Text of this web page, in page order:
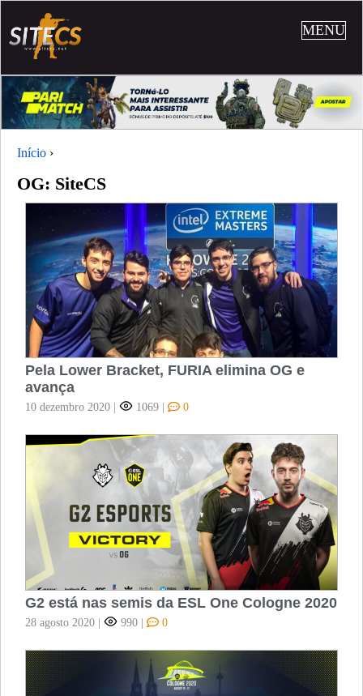
MENU
Início ›
OG: SiteCS
Pela Lower Bracket, FURIA elimina OG e
avança
10 dezembro 2020 | 1069 | 0
G2 está nas semis da ESL One Cologne 2020
28 agosto 2020 | 990 | 0